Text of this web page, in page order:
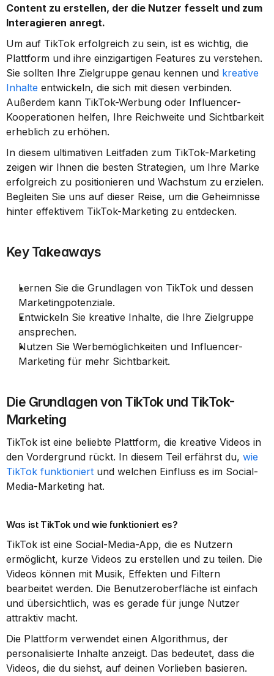
Content zu erstellen, der die Nutzer fesselt und zum
Interagieren anregt.
Um auf TikTok erfolgreich zu sein, ist es wichtig, die
Plattform und ihre einzigartigen Features zu verstehen.
Sie sollten Ihre Zielgruppe genau kennen und kreative
Inhalte entwickeln, die sich mit diesen verbinden.
Außerdem kann TikTok-Werbung oder Influencer-
Kooperationen helfen, Ihre Reichweite und Sichtbarkeit
erheblich zu erhöhen.
In diesem ultimativen Leitfaden zum TikTok-Marketing
zeigen wir Ihnen die besten Strategien, um Ihre Marke
erfolgreich zu positionieren und Wachstum zu erzielen.
Begleiten Sie uns auf dieser Reise, um die Geheimnisse
hinter effektivem TikTok-Marketing zu entdecken.
Key Takeaways
Lernen Sie die Grundlagen von TikTok und dessen
Marketingpotenziale.
Entwickeln Sie kreative Inhalte, die Ihre Zielgruppe
ansprechen.
Nutzen Sie Werbemöglichkeiten und Influencer-
Marketing für mehr Sichtbarkeit.
Die Grundlagen von TikTok und TikTok-
Marketing
TikTok ist eine beliebte Plattform, die kreative Videos in
den Vordergrund rückt. In diesem Teil erfährst du, wie
TikTok funktioniert und welchen Einfluss es im Social-
Media-Marketing hat.
Was ist TikTok und wie funktioniert es?
TikTok ist eine Social-Media-App, die es Nutzern
ermöglicht, kurze Videos zu erstellen und zu teilen. Die
Videos können mit Musik, Effekten und Filtern
bearbeitet werden. Die Benutzeroberfläche ist einfach
und übersichtlich, was es gerade für junge Nutzer
attraktiv macht.
Die Plattform verwendet einen Algorithmus, der
personalisierte Inhalte anzeigt. Das bedeutet, dass die
Videos, die du siehst, auf deinen Vorlieben basieren.